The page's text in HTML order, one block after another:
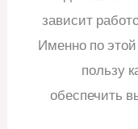
зависит
Именно по
пользу
обеспечить